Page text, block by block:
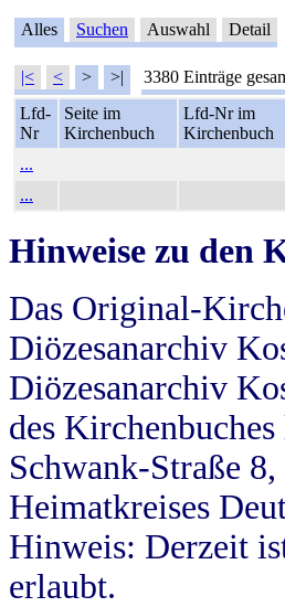
Alles Suchen Auswahl Detail
|< < > >| 3380 Einträge
Lfd-
Nr
Seite im
Kirchenbuch
Lfd-Nr im
Kirchenbuch
...
...
Hinweise zu den
Das Original-
Diözesanarchiv
Diözesanarchiv
des
Schwank-Straße
Heimatkreises
Hinweis: Derzeit
erlaubt.